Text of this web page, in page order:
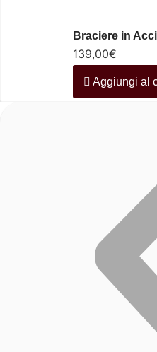
Braciere in
139,00€
Aggiungi al